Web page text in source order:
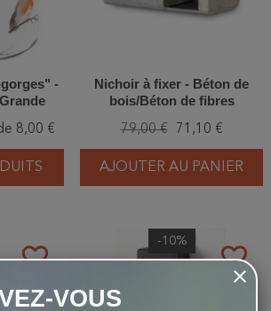
-
8,00 €
Nichoir à fixer - Béton de
bois/Béton de fibres
632/5)
79,00 € 71,10 €
AJOUTER AU PANIER
favorite_border favorite_border
-10%
VOUS